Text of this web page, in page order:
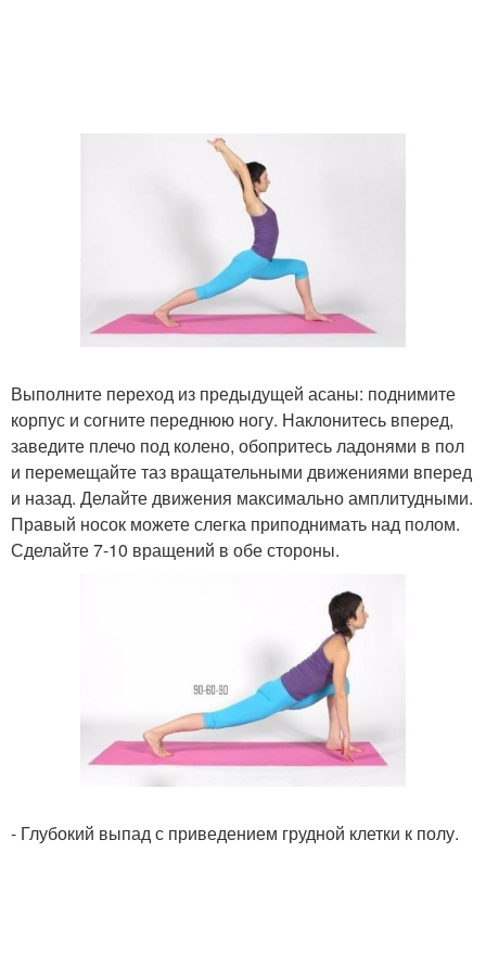
Выполните переход из предыдущей асаны: поднимите
корпус и согните переднюю ногу. Наклонитесь вперед,
заведите плечо под колено, обопритесь ладонями в пол
и перемещайте таз вращательными движениями вперед
и назад. Делайте движения максимально амплитудными.
Правый носок можете слегка приподнимать над полом.
Сделайте 7-10 вращений в обе стороны.
- Глубокий выпад с приведением грудной клетки к полу.